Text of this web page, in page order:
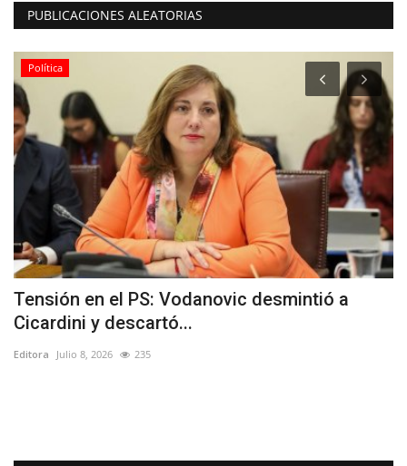
PUBLICACIONES ALEATORIAS
Política
Tensión en el PS: Vodanovic desmintió a
Cicardini y descartó...
Editora Julio 8, 2026 235